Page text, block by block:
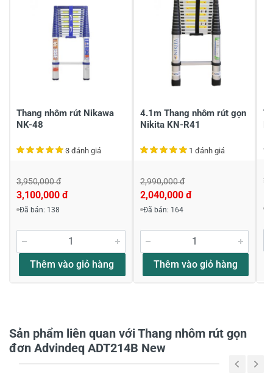
2
-
1
-
Chia sẻ nhận xét về sản phẩm
Viết nhận xét về sản phẩm
Đánh giá sao
Tiêu đề của nhận xét *
Thang nhôm rút Nikawa
NK-48
3 đánh giá
3,950,000 đ
3,100,000 đ
Đã bán: 138
Thêm vào giỏ hàng
4.1m Thang nhôm rút gọn
Nikita KN-R41
1 đánh giá
2,990,000 đ
2,040,000 đ
Đã bán: 164
Thêm vào giỏ hàng
Sản phẩm liên quan với Thang nhôm rút gọn
đơn Advindeq ADT214B New